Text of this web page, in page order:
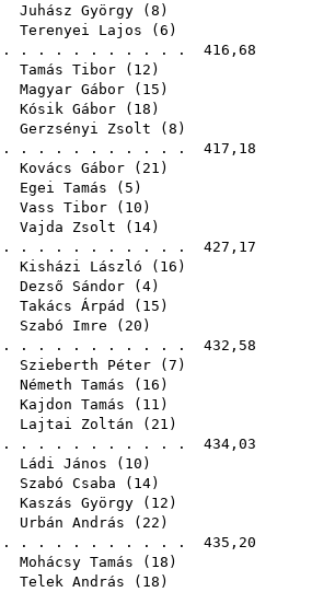
Juhász György ( 8 )
Terenyei Lajos ( 6 )
. . . . . . . . . . . 416,68
Tamás Tibor ( 12 )
Magyar Gábor ( 15 )
Kósik Gábor ( 18 )
Gerzsényi Zsolt ( 8 )
. . . . . . . . . . . 417,18
Kovács Gábor ( 21 )
Egei Tamás ( 5 )
Vass Tibor ( 10 )
Vajda Zsolt ( 14)
. . . . . . . . . . . 427,17
Kisházi László ( 16 )
Dezső Sándor ( 4)
Takács Árpád
( 15 )
Szabó Imre ( 20 )
. . . . . . . . . . . 432,58
Szieberth Péter ( 7 )
Németh Tamás ( 16 )
Kajdon Tamás ( 11 )
Lajtai Zoltán ( 21 )
. . . . . . . . . . . 434,03
Ládi János ( 10 )
Szabó Csaba ( 14)
Kaszás György ( 12 )
Urbán András ( 22 )
. . . . . . . . . . . 435,20
Mohácsy Tamás ( 18 )
Telek András ( 18 )